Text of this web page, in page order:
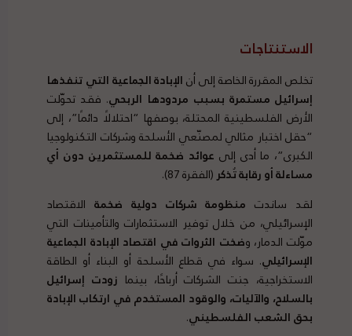
الاستنتاجات
تخلص المقررة الخاصة إلى أنالإبادة الجماعية التي تنفذها
إسرائيل مستمرة بسبب مردودها الربحي. فقد تحوّلت
الأرض الفلسطينية المحتلة، بوصفها “احتلالًا دائمًا”، إلى
“حقل اختبار مثالي لمصنّعي الأسلحة وشركات التكنولوجيا
الكبرى”، ما أدى إلى عوائد ضخمة للمستثمرين دون أي
مساءلة أو رقابة تُذكر(الفقرة 87).
لقد ساندت منظومة شركات دولية ضخمة الاقتصاد
الإسرائيلي، من خلال توفير الاستثمارات والتأمينات التي
موّلت الدمار، وضخت الثروات في اقتصاد الإبادة الجماعية
الإسرائيلي. سواء في قطاع الأسلحة أو البناء أو الطاقة
الاستخراجية، جنت الشركات أرباحًا، بينما زودت إسرائيل
بالسلاح، والآليات، والوقود المستخدم في ارتكاب الإبادة
بحق الشعب الفلسطيني.